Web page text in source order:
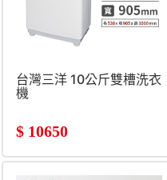
台灣三洋 10公斤雙槽洗衣
機
$ 10650